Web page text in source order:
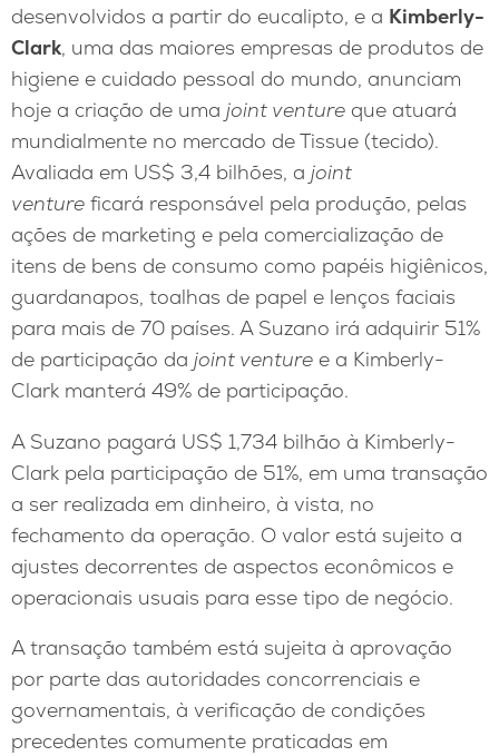
desenvolvidos a partir do eucalipto, e a Kimberly-
Clark, uma das maiores empresas de produtos de
higiene e cuidado pessoal do mundo, anunciam
hoje a criação de uma joint venture que atuará
mundialmente no mercado de Tissue (tecido).
Avaliada em US$ 3,4 bilhões, a joint
venture ficará responsável pela produção, pelas
ações de marketing e pela comercialização de
itens de bens de consumo como papéis higiênicos,
guardanapos, toalhas de papel e lenços faciais
para mais de 70 países. A Suzano irá adquirir 51%
de participação da joint venture e a Kimberly-
Clark manterá 49% de participação.
A Suzano pagará US$ 1,734 bilhão à Kimberly-
Clark pela participação de 51%, em uma transação
a ser realizada em dinheiro, à vista, no
fechamento da operação. O valor está sujeito a
ajustes decorrentes de aspectos econômicos e
operacionais usuais para esse tipo de negócio.
A transação também está sujeita à aprovação
por parte das autoridades concorrenciais e
governamentais, à verificação de condições
precedentes comumente praticadas em